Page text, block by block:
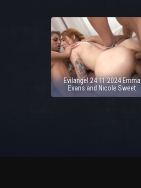
Evilangel 24.11.2024 Emma
Evans and Nicole Sweet